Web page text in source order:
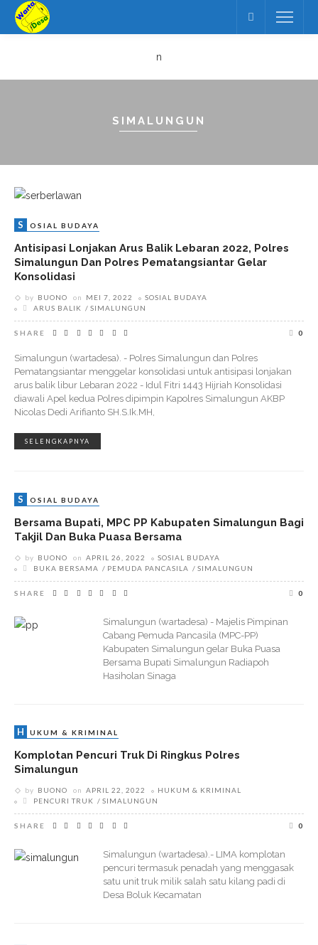
n
SIMALUNGUN
S OSIAL BUDAYA
Antisipasi Lonjakan Arus Balik Lebaran 2022, Polres
Simalungun Dan Polres Pematangsiantar Gelar
Konsolidasi
by BUONO on MEI 7, 2022
SOSIAL BUDAYA
ARUS BALIK
SIMALUNGUN
SHARE 0
Simalungun (wartadesa). - Polres Simalungun dan Polres
Pematangsiantar menggelar konsolidasi untuk antisipasi lonjakan
arus balik libur Lebaran 2022 - Idul Fitri 1443 Hijriah Konsolidasi
diawali Apel kedua Polres dipimpin Kapolres Simalungun AKBP
Nicolas Dedi Arifianto SH.S.Ik.MH,
SELENGKAPNYA
S OSIAL BUDAYA
Bersama Bupati, MPC PP Kabupaten Simalungun Bagi
Takjil Dan Buka Puasa Bersama
by BUONO on APRIL 26, 2022
SOSIAL BUDAYA
BUKA BERSAMA
PEMUDA PANCASILA SIMALUNGUN
SHARE 0
Simalungun (wartadesa) - Majelis Pimpinan
Cabang Pemuda Pancasila (MPC-PP)
Kabupaten Simalungun gelar Buka Puasa
Bersama Bupati Simalungun Radiapoh
Hasiholan Sinaga
H UKUM & KRIMINAL
Komplotan Pencuri Truk Di Ringkus Polres
Simalungun
by BUONO on APRIL 22, 2022
HUKUM & KRIMINAL
PENCURI TRUK
SIMALUNGUN
SHARE 0
Simalungun (wartadesa).- LIMA komplotan
pencuri termasuk penadah yang menggasak
satu unit truk milik salah satu kilang padi di
Desa Boluk Kecamatan